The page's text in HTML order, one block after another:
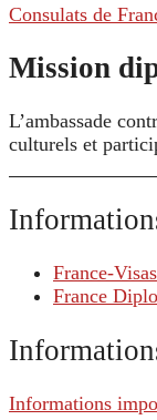
Consulats de
Mission
L’ambassade
culturels et
France-Visas
France
Informations